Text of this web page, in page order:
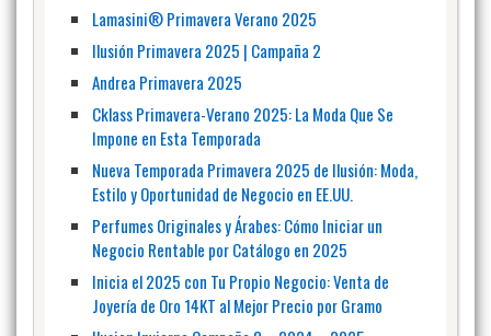
Lamasini® Primavera Verano 2025
Ilusión Primavera 2025 | Campaña 2
Andrea Primavera 2025
Cklass Primavera-Verano 2025: La Moda Que Se
Impone en Esta Temporada
Nueva Temporada Primavera 2025 de Ilusión: Moda,
Estilo y Oportunidad de Negocio en EE.UU.
Perfumes Originales y Árabes: Cómo Iniciar un
Negocio Rentable por Catálogo en 2025
Inicia el 2025 con Tu Propio Negocio: Venta de
Joyería de Oro 14KT al Mejor Precio por Gramo